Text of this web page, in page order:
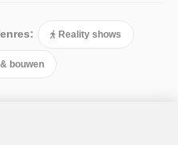
per pand. Binnen dat
concurrent. De panden
en Boortmeerbeek.
meerwaarde weet te
Reality shows
bouwen